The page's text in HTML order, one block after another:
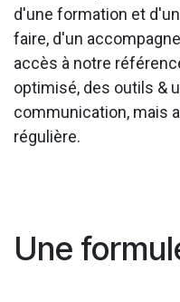
d'une formation et
faire, d'un
accès à notre
optimisé, des outils &
communication, mais
régulière.
Une